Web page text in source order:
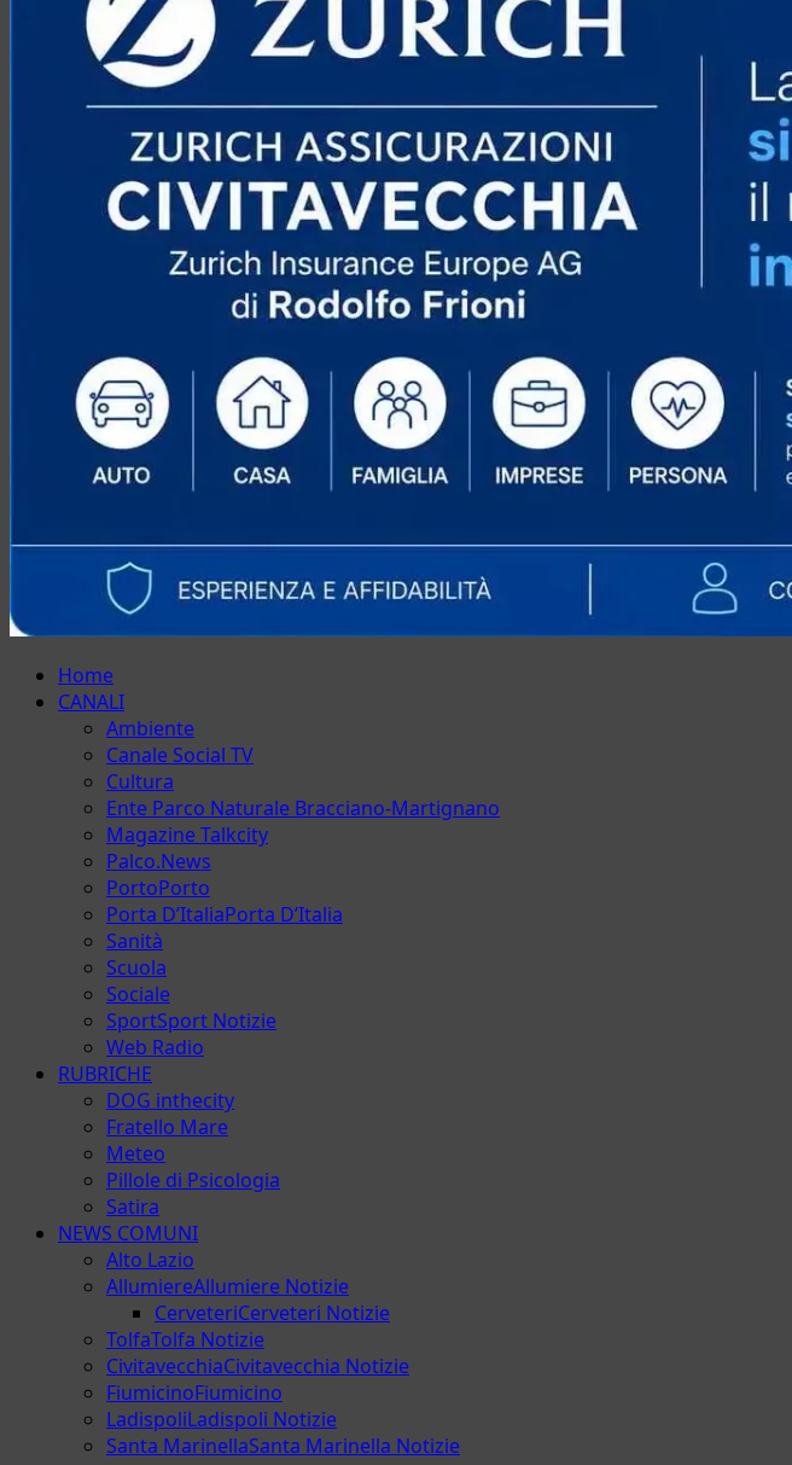
Menu
principale
Home
CANALI
Ambiente
Canale Social TV
Cultura
Ente Parco Naturale Bracciano-Martignano
Magazine Talkcity
Palco.News
PortoPorto
Porta D’ItaliaPorta D’Italia
Sanità
Scuola
Sociale
SportSport Notizie
Web Radio
RUBRICHE
DOG inthecity
Fratello Mare
Meteo
Pillole di Psicologia
Satira
NEWS COMUNI
Alto Lazio
AllumiereAllumiere Notizie
CerveteriCerveteri Notizie
TolfaTolfa Notizie
CivitavecchiaCivitavecchia Notizie
FiumicinoFiumicino
LadispoliLadispoli Notizie
Santa MarinellaSanta Marinella Notizie